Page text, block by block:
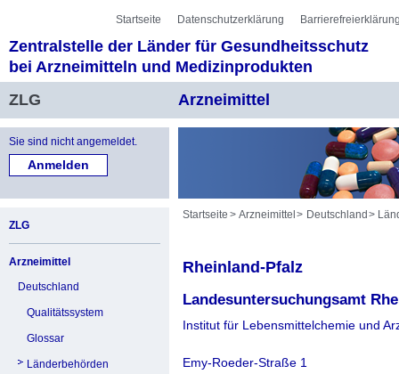
Sprung zur Servicenavigation
Sprung zur Hauptnavigation
Sprung zur Unternavigation
Sprung zur Suche
Sprung zum Inhalt
Sprung zum Fußbereich
Startseite Datenschutzerklärung
Zentralstelle der Länder für Gesundheitsschutz
bei Arzneimitteln und Medizinprodukten
ZLG
Arzneimittel
Sie sind nicht angemeldet.
ZLG
Arzneimittel
Deutschland
Qualitätssystem
Glossar
Länderbehörden
Startseite Arzneimittel Deutschland
Rheinland-Pfalz
Landesuntersuchungsamt
Institut für Lebensmittelchemie und
Emy-Roeder-Straße 1